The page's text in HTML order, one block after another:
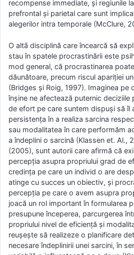
recompense immediate, și regiunile
prefrontal și parietal care sunt
alegerilor intra temporale (McClure,
O altã disciplină care încearcă să
stau în spatele procrastinării este
mod general, că procrastinarea
dăunătoare, precum riscul apariției
(Bridges și Roig, 1997). Imaginea pe
înșine ne afectează puternic deciziile
de efort pe care suntem dispuși să îl
persistența în a realiza sarcina
sau modalitatea în care performăm
a îndeplini o sarcină (Klassen et. Al.,
(2005), sunt autorii care afirmă că
percepția asupra propriului grad de
credința pe care un individ o are
atinge cu succes un obiectiv, și
percepția pe care o avem asupra
joacă un rol important în formularea
presupune începerea, parcurgerea
propriului nivel de eficiență și
reușește să realizeze o planificare
necesare îndeplinirii unei sarcini, în